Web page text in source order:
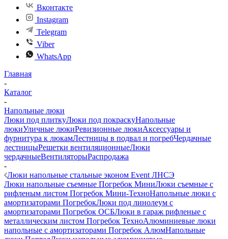
Вконтакте
Instagram
Telegram
Viber
WhatsApp
Главная
-
Каталог
-
Напольные люки
Люки под плиткуЛюки под покраскуНапольные
люкиУличные люкиРевизионные люкиАксессуары и
фурнитура к люкамЛестницы в подвал и погребЧердачные
лестницыРешетки вентиляционныеЛюки
чердачныеВентиляторыРаспродажа
-
Люки напольные стальные эконом Event ЛНСЭ
Люки напольные съемные Погребок МиниЛюки съемные с
рифленым листом Погребок Мини-ТехноНапольные люки с
амортизаторами ПогребокЛюки под линолеум с
амортизаторами Погребок ОСБЛюки в гараж рифленые с
металлическим листом Погребок ТехноАлюминиевые люки
напольные с амортизаторами Погребок АлюмНапольные